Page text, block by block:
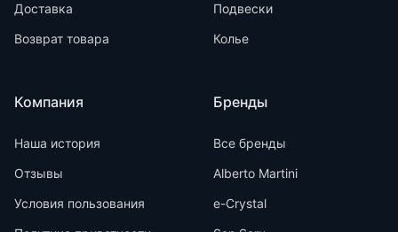
Доставка
Возврат товара
Компания
Наша история
Отзывы
Условия пользования
Подвески
Колье
Бренды
Все бренды
Alberto Martini
e-Crystal